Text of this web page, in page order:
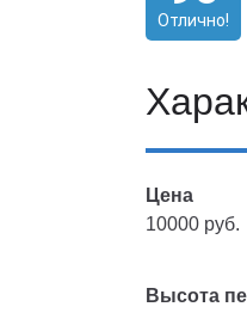
Отлично!
Цена
10000 руб.
Высота